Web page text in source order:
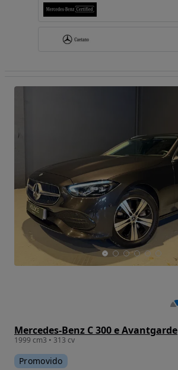
Mercedes-Benz C 300 e Avantgarde
1999 cm3 • 313 cv
Promovido